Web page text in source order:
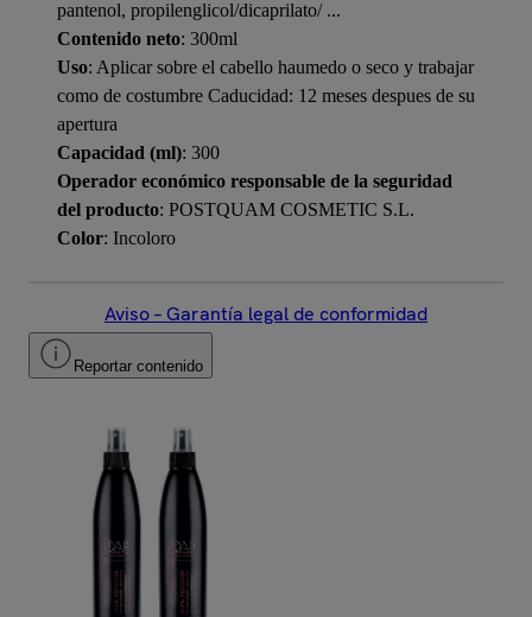
pantenol, propilenglicol/dicaprilato/ ...
Contenido neto: 300ml
Uso: Aplicar sobre el cabello haumedo o seco y trabajar
como de costumbre Caducidad: 12 meses despues de su
apertura
Capacidad (ml): 300
Operador económico responsable de la seguridad
del producto: POSTQUAM COSMETIC S.L.
Color: Incoloro
Aviso – Garantía legal de conformidad
Reportar contenido